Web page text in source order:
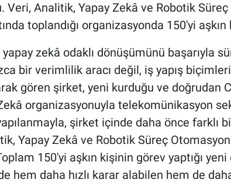
Veri, Analitik, Yapay Zekâ ve Robotik
toplandığı organizasyonda 150'yi aşkın
zekâ odaklı dönüşümünü başarıyla
bir verimlilik aracı değil, iş yapış
gören şirket, yeni kurduğu ve doğrudan
organizasyonuyla telekomünikasyon
şirket içinde daha önce farklı
Yapay Zekâ ve Robotik Süreç
150'yi aşkın kişinin görev yaptığı
hem daha hızlı karar alabilen hem de